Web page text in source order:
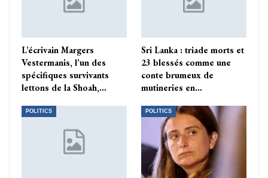
L’écrivain Margers
Vestermanis, l’un des
spécifiques survivants
lettons de la Shoah,…
Sri Lanka : triade morts et
23 blessés comme une
conte brumeux de
mutineries en…
POLITICS POLITICS